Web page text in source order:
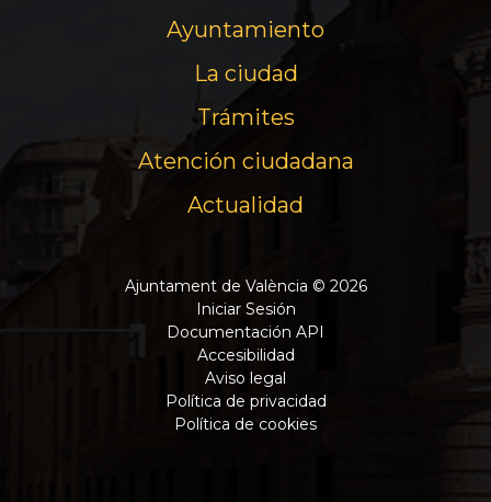
Ayuntamiento
La ciudad
Trámites
Atención ciudadana
Actualidad
Ajuntament de València © 2026
Iniciar Sesión
Documentación API
Accesibilidad
Aviso legal
Política de privacidad
Política de cookies